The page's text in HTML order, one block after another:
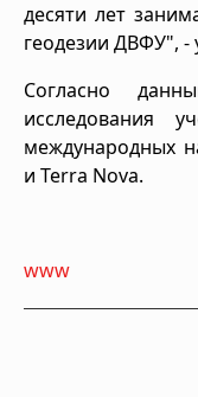
десяти лет
геодезии ДВФУ", -
Согласно
исследования
международных
и Terra Nova.
www